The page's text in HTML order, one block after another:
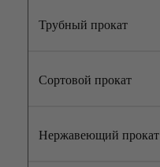
Трубный прокат
Сортовой прокат
Нержавеющий прокат